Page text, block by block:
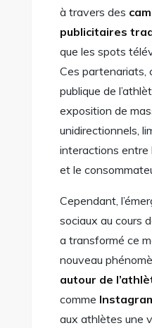
à travers des
publicitaires
que les spots
Ces partenariats,
publique de
exposition de
unidirectionnels,
interactions entre
et le
Cependant,
sociaux au cours
a transformé ce
nouveau
autour de
comme
aux athlètes une